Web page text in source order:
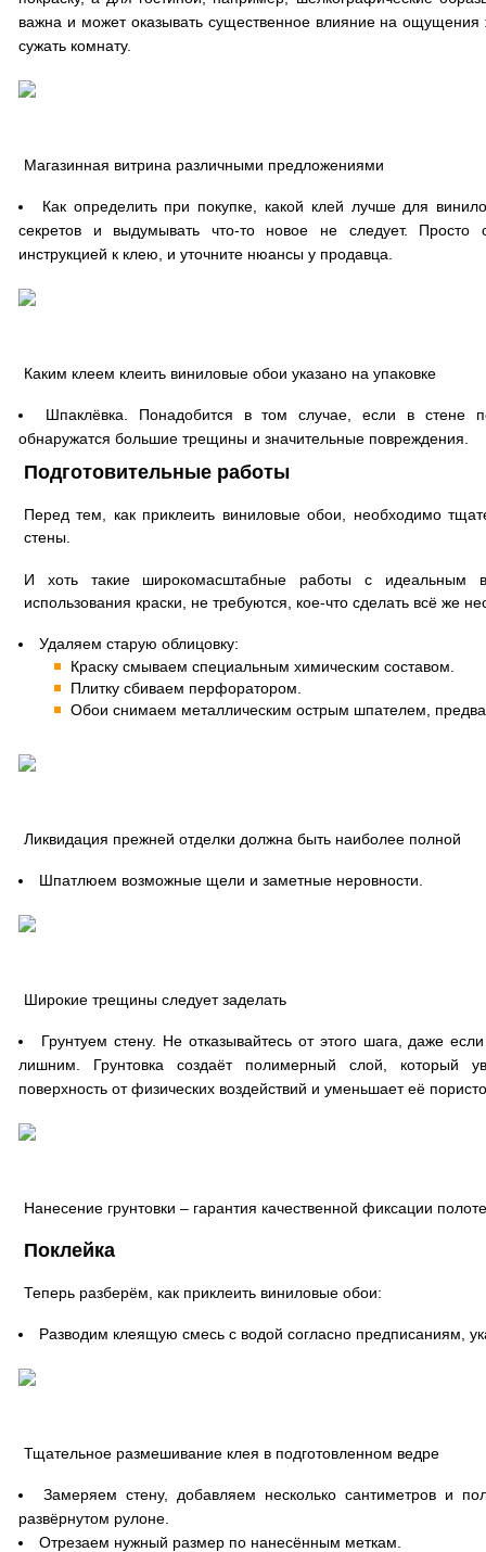
важна и может оказывать существенное влияние на ощущения
сужать комнату.
Магазинная витрина различными предложениями
Как определить при покупке, какой клей лучше для
секретов и выдумывать что-то новое не следует. Просто
инструкцией к клею, и уточните нюансы у продавца.
Каким клеем клеить виниловые обои указано на упаковке
Шпаклёвка. Понадобится в том случае, если в стене
обнаружатся большие трещины и значительные повреждения.
Подготовительные работы
Перед тем, как приклеить виниловые обои, необходимо
стены.
И хоть такие широкомасштабные работы с идеальным
использования краски, не требуются, кое-что сделать всё же
Удаляем старую облицовку:
Краску смываем специальным химическим составом.
Плитку сбиваем перфоратором.
Обои снимаем металлическим острым шпателем,
Ликвидация прежней отделки должна быть наиболее полной
Шпатлюем возможные щели и заметные неровности.
Широкие трещины следует заделать
Грунтуем стену. Не отказывайтесь от этого шага, даже
лишним. Грунтовка создаёт полимерный слой, который
поверхность от физических воздействий и уменьшает её
Нанесение грунтовки – гарантия качественной фиксации
Поклейка
Теперь разберём, как приклеить виниловые обои:
Разводим клеящую смесь с водой согласно предписаниям,
Тщательное размешивание клея в подготовленном ведре
Замеряем стену, добавляем несколько сантиметров и
развёрнутом рулоне.
Отрезаем нужный размер по нанесённым меткам.